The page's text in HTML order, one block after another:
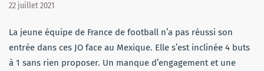
22 juillet 2021
La jeune équipe de France de football n’a pas réussi son
entrée dans ces JO face au Mexique. Elle s’est inclinée 4 buts
à 1 sans rien proposer. Un manque d’engagement et une